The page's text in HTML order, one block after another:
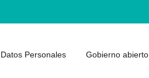
Datos Personales Gobierno abierto